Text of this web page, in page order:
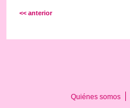
<< anterior
Quiénes somos